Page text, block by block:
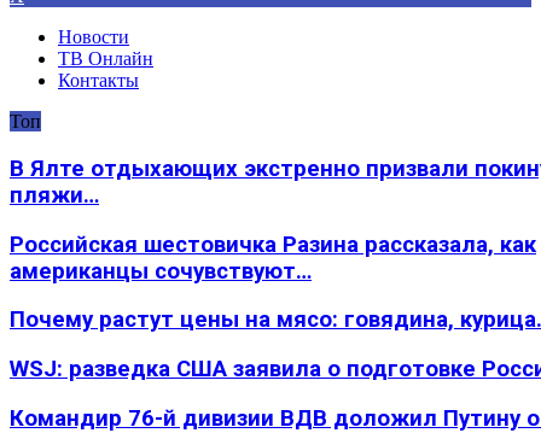
Новости
ТВ Онлайн
Контакты
Топ
В Ялте отдыхающих экстренно призвали
пляжи…
Российская шестовичка Разина рассказала, как
американцы сочувствуют…
Почему растут цены на мясо: говядина,
WSJ: разведка США заявила о подготовке
Командир 76-й дивизии ВДВ доложил Путину